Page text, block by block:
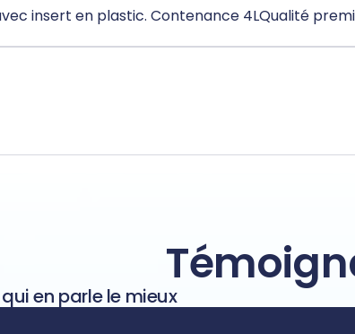
insert en plastic. Contenance 4LQualité
en parle le mieux